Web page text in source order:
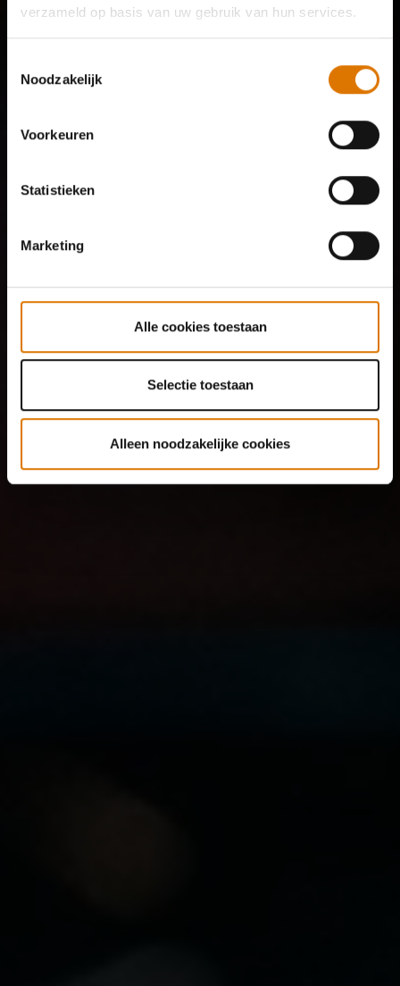
verzameld op basis van uw gebruik van hun services.
Noodzakelijk
Voorkeuren
Statistieken
Marketing
Alle cookies toestaan
Selectie toestaan
Alleen noodzakelijke cookies